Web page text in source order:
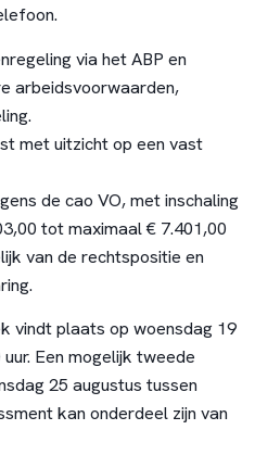
via het ABP en
arbeidsvoorwaarden,
met uitzicht op een vast
de cao VO, met inschaling
tot maximaal € 7.401,00
van de rechtspositie en
vindt plaats op woensdag 19
Een mogelijk tweede
25 augustus tussen
kan onderdeel zijn van